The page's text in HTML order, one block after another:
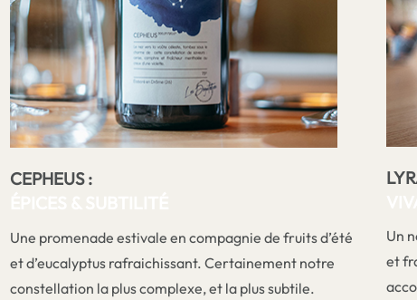
CEPHEUS :
Une promenade estivale en compagnie de fruits d’été
et d’eucalyptus rafraichissant. Certainement notre
constellation la plus complexe, et la plus subtile.
Un
et